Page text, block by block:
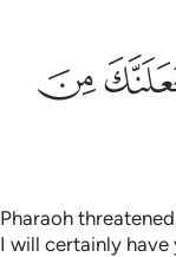
٢٩
٢٩
ﲓ
Pharaoh
I will certainly have